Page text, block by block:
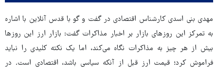
مهدی بنی اسدی کارشناس اقتصادی در گفت و گو با قدس آنلاین با اشاره
به تمرکز این روزهای بازار بر اخبار مذاکرات گفت: بازار ارز این روزها
بیش از هر چیز به مذاکرات نگاه می‌کند، اما یک نکته کلیدی را نباید
فراموش کرد؛ قیمت ارز قبل از آنکه سیاسی باشد، اقتصادی است. در